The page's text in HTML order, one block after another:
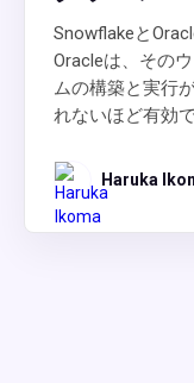
Snowflakeと
Oracleは、その
ムの構築と実行
れないほど有効
Haruka